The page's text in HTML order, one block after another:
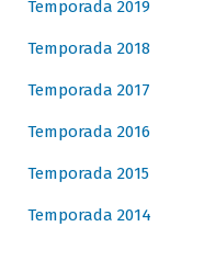
Temporada 2019
Temporada 2018
Temporada 2017
Temporada 2016
Temporada 2015
Temporada 2014